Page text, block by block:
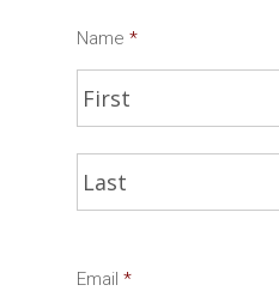
Name *
Email *